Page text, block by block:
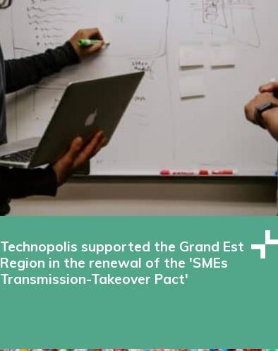
Technopolis supported the Grand Est
Region in the renewal of the 'SMEs
Transmission-Takeover Pact'